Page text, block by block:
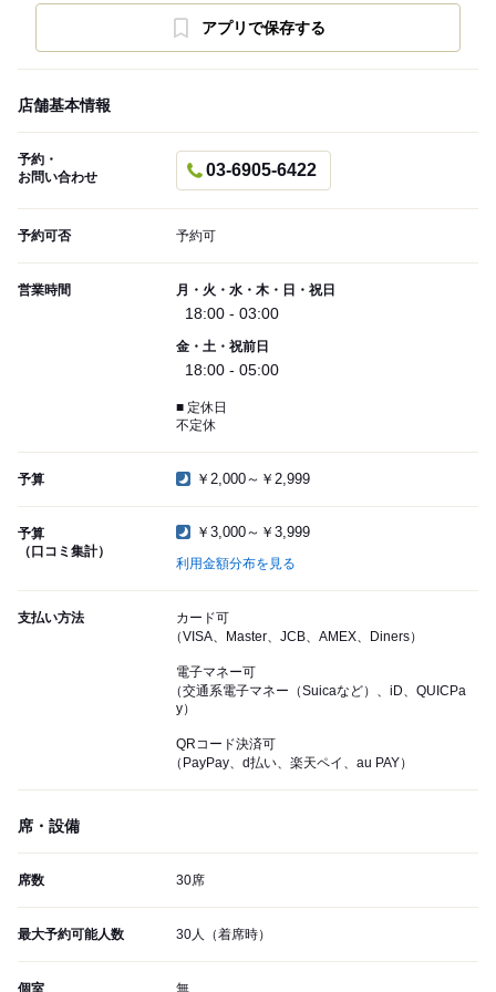
アプリで保存する
店舗基本情報
予約・
お問い合わせ
03-6905-6422
予約可否 予約可
営業時間 月・火・水・木・日・祝日
18:00 - 03:00
金・土・祝前日
18:00 - 05:00
■ 定休日
不定休
予算 ￥2,000～￥2,999
予算
（口コミ集計）
￥3,000～￥3,999
利用金額分布を見る
支払い方法
カード可
（VISA、Master、JCB、AMEX、Diners）
電子マネー可
（交通系電子マネー（Suicaなど）、iD、QUICPa
y）
QRコード決済可
（PayPay、d払い、楽天ペイ、au PAY）
席・設備
席数 30席
最大予約可能人数 30人（着席時）
個室 無